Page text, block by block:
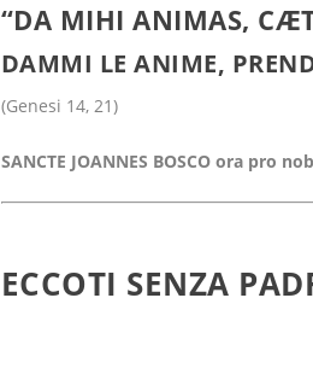
“DA MIHI ANIMAS,
DAMMI LE ANIME,
(Genesi 14, 21)
SANCTE JOANNES BOSCO ora pro
ECCOTI SENZA